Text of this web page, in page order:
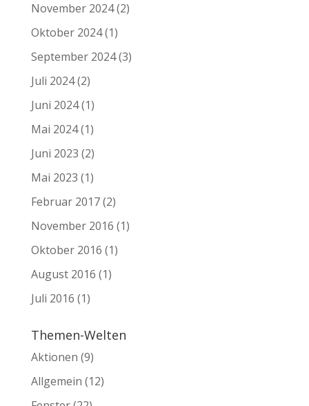
November 2024(2)
Oktober 2024(1)
September 2024(3)
Juli 2024(2)
Juni 2024(1)
Mai 2024(1)
Juni 2023 (2)
Mai 2023 (1)
Februar 2017(2)
November 2016 (1)
Oktober 2016 (1)
August 2016 (1)
Juli 2016 (1)
Themen-Welten
Aktionen (9)
Allgemein (12)